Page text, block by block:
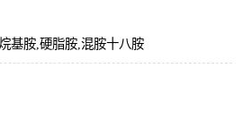
基胺,硬脂胺,混胺十八胺